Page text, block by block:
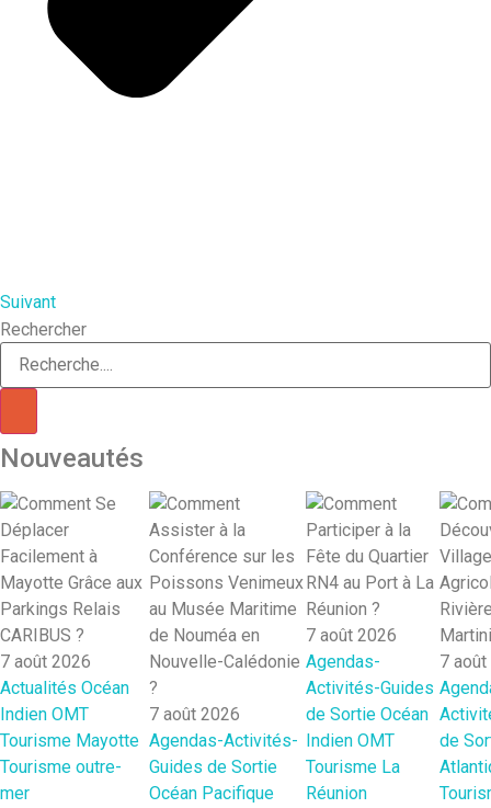
Suivant
Rechercher
Nouveautés
7 août 2026
Actualités Océan
Indien OMT
Tourisme Mayotte
Tourisme outre-
mer
7 août 2026
Agendas-Activités-
Guides de Sortie
Océan Pacifique
7 août 2026
Agendas-
Activités-Guides
de Sortie Océan
Indien OMT
Tourisme La
Réunion
7
de